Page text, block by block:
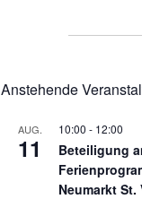
Anstehende
AUG.
11
10:00 - 12:00
Beteiligung
Neumarkt St.